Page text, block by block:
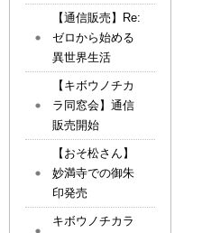
【通信販売】Re:
ゼロから始める
異世界生活
【キボウノチカ
ラ同窓会】通信
販売開始
【おそ松さん】
妙満寺での御朱
印発売
キボウノチカラ